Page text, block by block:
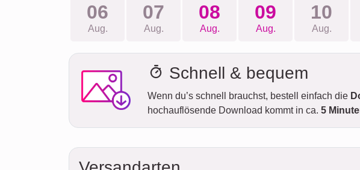
06
Aug.
07
Aug.
08
Aug.
09
Aug.
10
Aug.
Schnell & bequem
Wenn du’s schnell brauchst, bestell einfach die
hochauflösende Download kommt in ca. 5